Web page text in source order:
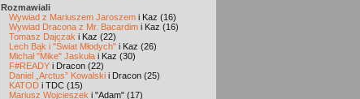
Rozmawiali
Wywiad z Mariuszem Jaroszem i Kaz (16)
Wywiad Dracona z Mr. Bacardim i Kaz (16)
Tomasz Dajczak i Kaz (22)
Lech Bąk i "Świat Młodych" i Kaz (26)
Michał "Mike" Jaskuła i Kaz (30)
F#READY i Dracon (22)
Daniel „Arctus” Kowalski i Dracon (25)
KATOD i TDC (15)
Mariusz Wojcieszek i "Adam" (17)